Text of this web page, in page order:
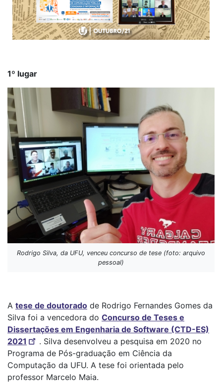
1º lugar
Rodrigo Silva, da UFU, venceu concurso de tese (foto: arquivo
pessoal)
A tese de doutorado de Rodrigo Fernandes Gomes da
Silva foi a vencedora do Concurso de Teses e
Dissertações em Engenharia de Software (CTD-ES)
2021
. Silva desenvolveu a pesquisa em 2020 no
Programa de Pós-graduação em Ciência da
Computação da UFU. A tese foi orientada pelo
professor Marcelo Maia.